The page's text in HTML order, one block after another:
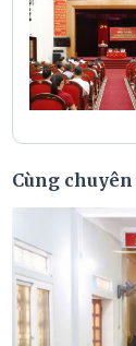
Cùng chuyên